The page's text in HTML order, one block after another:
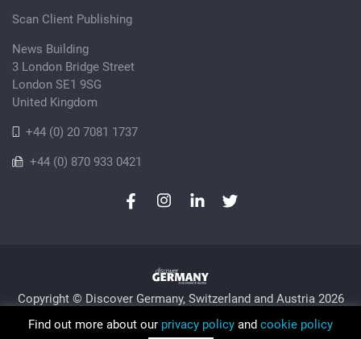
Scan Client Publishing
News Building
3 London Bridge Street
London SE1 9SG
United Kingdom
+44 (0) 20 7081 1737
+44 (0) 870 933 0421
Copyright © Discover Germany, Switzerland and Austria 2026
Privacy Policy
Sitemap
Trading as Discover Germany and Scan Client Publishing •
Find out more about our privacy policy and cookie policy